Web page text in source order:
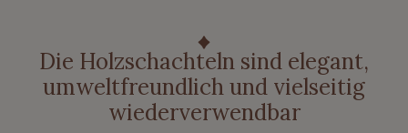
Die Holzschachteln sind elegant,
umweltfreundlich und vielseitig
wiederverwendbar